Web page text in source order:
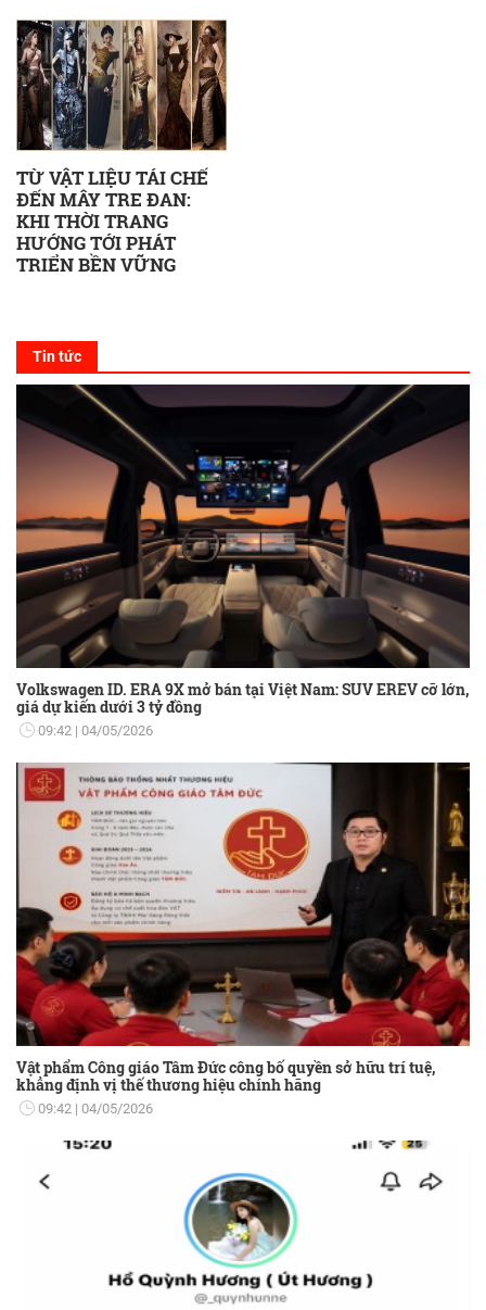
TỪ VẬT LIỆU TÁI CHẾ
ĐẾN MÂY TRE ĐAN:
KHI THỜI TRANG
HƯỚNG TỚI PHÁT
TRIỂN BỀN VỮNG
Tin tức
Volkswagen ID. ERA 9X mở bán tại Việt Nam: SUV EREV cỡ lớn,
giá dự kiến dưới 3 tỷ đồng
09:42 04/05/2026
Vật phẩm Công giáo Tâm Đức công bố quyền sở hữu trí tuệ,
khẳng định vị thế thương hiệu chính hãng
09:42 04/05/2026